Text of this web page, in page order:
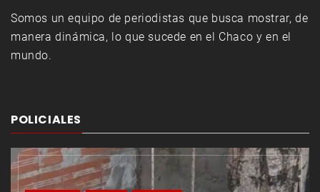
Somos un equipo de periodistas que busca mostrar, de
manera dinámica, lo que sucede en el Chaco y en el
mundo.
POLICIALES